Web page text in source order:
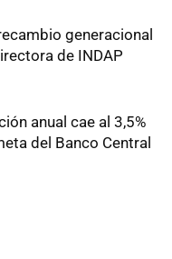
generacional
de INDAP
anual cae al 3,5%
del Banco Central